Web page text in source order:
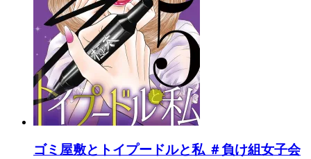
ゴミ屋敷とトイプードルと私 ＃負け組女子会